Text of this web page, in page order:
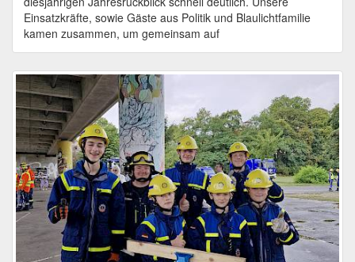
Einsatzkräfte, sowie Gäste aus Politik und Blaulichtfamilie
kamen zusammen, um gemeinsam auf